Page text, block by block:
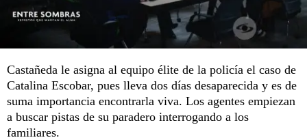
Castañeda le asigna al equipo élite de la policía el caso de
Catalina Escobar, pues lleva dos días desaparecida y es de
suma importancia encontrarla viva. Los agentes empiezan
a buscar pistas de su paradero interrogando a los
familiares.